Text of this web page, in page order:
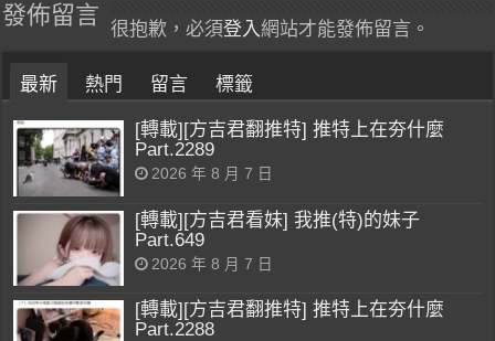
發佈留言
很抱歉，必須登入網站才能發佈留言。
最新 熱門 留言 標籤
[轉載][方吉君翻推特] 推特上在夯什麼
Part.2289
2026 年 8 月 7 日
[轉載][方吉君看妹] 我推(特)的妹子
Part.649
2026 年 8 月 7 日
[轉載][方吉君翻推特] 推特上在夯什麼
Part.2288